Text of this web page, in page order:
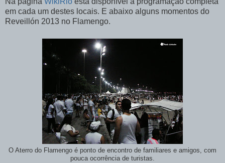
em cada um destes locais. E abaixo alguns momentos do
Reveillón 2013 no Flamengo.
O Aterro do Flamengo é ponto de encontro de familiares e amigos, com
pouca ocorrência de turistas.